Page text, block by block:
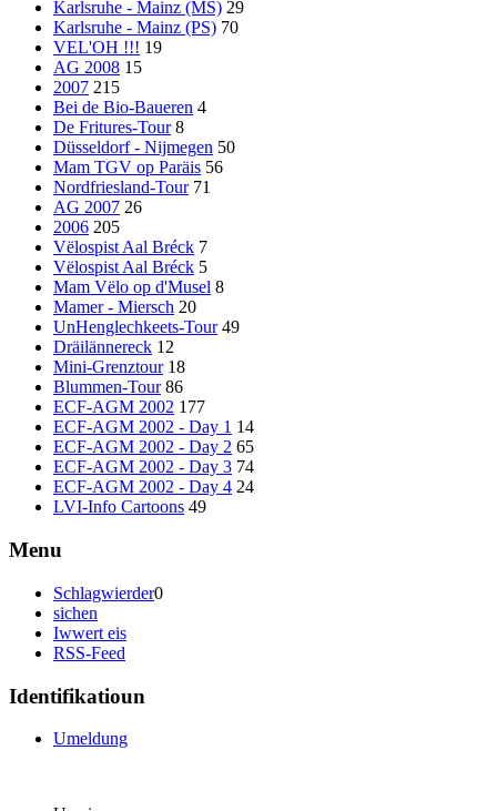
Karlsruhe - Mainz (MS) 29
Karlsruhe - Mainz (PS) 70
VEL'OH !!! 19
AG 2008 15
2007 215
Bei de Bio-Baueren 4
De Fritures-Tour 8
Düsseldorf - Nijmegen 50
Mam TGV op Paräis 56
Nordfriesland-Tour 71
AG 2007 26
2006 205
Vëlospist Aal Bréck 7
Vëlospist Aal Bréck 5
Mam Vëlo op d'Musel 8
Mamer - Miersch 20
UnHenglechkeets-Tour 49
Dräilännereck 12
Mini-Grenztour 18
Blummen-Tour 86
ECF-AGM 2002 177
ECF-AGM 2002 - Day 1 14
ECF-AGM 2002 - Day 2 65
ECF-AGM 2002 - Day 3 74
ECF-AGM 2002 - Day 4 24
LVI-Info Cartoons 49
Menu
Schlagwierder0
sichen
Iwwert eis
RSS-Feed
Identifikatioun
Umeldung